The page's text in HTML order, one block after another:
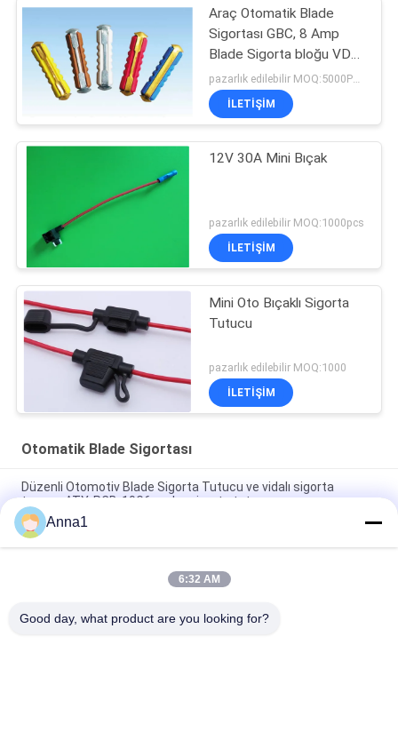
Araç Otomatik Blade
Sigortası GBC, 8 Amp
Blade Sigorta bloğu VDE,
SGS
İLETIŞIM
12V 30A Mini Bıçak
pazarlık edilebilir MOQ:1000pcs
İLETIŞIM
Mini Oto Bıçaklı Sigorta
Tutucu
pazarlık edilebilir MOQ:1000
İLETIŞIM
Otomatik Blade Sigortası
Düzenli Otomotiv Blade Sigorta Tutucu ve vidalı sigorta
taşıyıcı ATY-PCB-19G6 araba sigorta tutucu
ROHS Araba Sigorta Bloğu Pirinç Kontaklar Alev Geciktirici
Özellikler
Alev Geciktirici PA PA66 PP Inline Sigorta Tutucu Otomotiv için
Anna1
6:32 AM
Good day, what product are you looking for?